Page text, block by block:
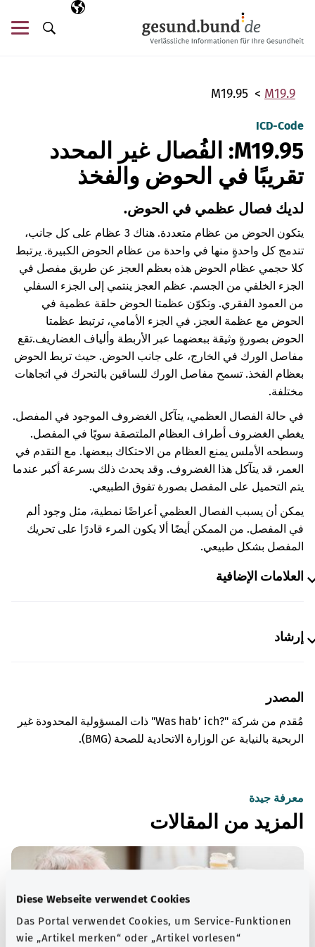
Diese Webseite verwendet Cookies
Das Portal verwendet Cookies, um Service-Funktionen
wie „Artikel merken“ oder „Artikel vorlesen“
اللغة المختارة
AR
البحث
M19.9
M19.95
ICD-Code
M19.95: الفُصال غير المحدد
تقريبًا في الحوض والفخذ
لديك فصال عظمي في الحوض.
يتكون الحوض من عظام متعددة. هناك 3 عظام على كل جانب،
تندمج كل واحدةٍ منها في واحدة من عظام الحوض الكبيرة. يرتبط
كلا حجمي عظام الحوض هذه بعظم العجز عن طريق مفصل في
الجزء الخلفي من الجسم. عظم العجز ينتمي إلى الجزء السفلي
من العمود الفقري. وتكوّن عظمتا الحوض حلقة عظمية في
الحوض مع عظمة العجز. في الجزء الأمامي، ترتبط عظمتا
الحوض بصورةٍ وثيقة ببعضهما عبر الأربطة وألياف الغضاريف.تقع
مفاصل الورك في الخارج، على جانب الحوض. حيث تربط الحوض
بعظام الفخذ. تسمح مفاصل الورك للساقين بالتحرك في اتجاهات
مختلفة.
في حالة الفصال العظمي، يتآكل الغضروف الموجود في المفصل.
يغطي الغضروف أطراف العظام الملتصقة سويًا في المفصل.
وسطحه الأملس يمنع العظام من الاحتكاك ببعضها. مع التقدم في
العمر، قد يتآكل هذا الغضروف. وقد يحدث ذلك بسرعة أكبر عندما
يتم التحميل على المفصل بصورة تفوق الطبيعي.
يمكن أن يسبب الفصال العظمي أعراضًا نمطية، مثل وجود ألم
في المفصل. من الممكن أيضًا ألا يكون المرء قادرًا على تحريك
المفصل بشكل طبيعي.
العلامات الإضافية
إرشاد
المصدر
مُقدم من شركة "Was hab’ ich?‎" ذات المسؤولية المحدودة غير
الربحية بالنيابة عن الوزارة الاتحادية للصحة (BMG).
معرفة جيدة
المزيد من المقالات